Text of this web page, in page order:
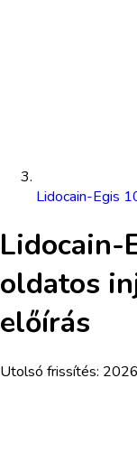
Lidocain-Egis
Lidocain-
oldatos
előírás
Utolsó frissítés: